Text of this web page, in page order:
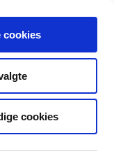
cookies
cookies